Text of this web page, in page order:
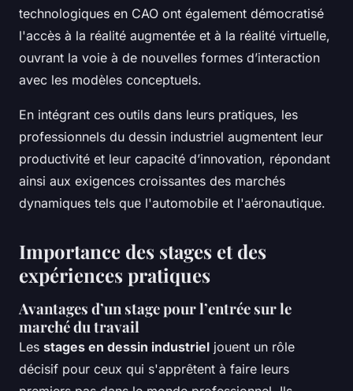
technologiques en CAO ont également démocratisé
l'accès à la réalité augmentée et à la réalité virtuelle,
ouvrant la voie à de nouvelles formes d’interaction
avec les modèles conceptuels.
En intégrant ces outils dans leurs pratiques, les
professionnels du dessin industriel augmentent leur
productivité et leur capacité d’innovation, répondant
ainsi aux exigences croissantes des marchés
dynamiques tels que l'automobile et l'aéronautique.
Importance des stages et des
expériences pratiques
Avantages d’un stage pour l’entrée sur le
marché du travail
Les stages en dessin industriel jouent un rôle
décisif pour ceux qui s'apprêtent à faire leurs